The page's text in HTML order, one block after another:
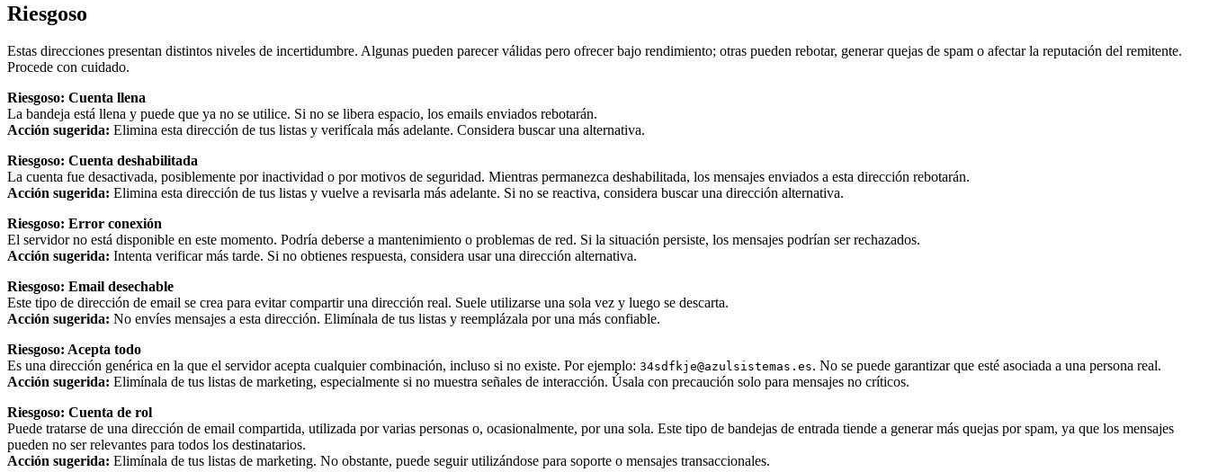
Riesgoso
Estas direcciones presentan distintos niveles de incertidumbre. Algunas pueden parecer válidas pero ofrecer bajo rendimiento; otras pueden rebotar, generar quejas de spam o afectar la reputación del remitente.
Procede con cuidado.
Riesgoso: Cuenta llena
La bandeja está llena y puede que ya no se utilice. Si no se libera espacio, los emails enviados rebotarán.
Acción sugerida: Elimina esta dirección de tus listas y verifícala más adelante. Considera buscar una alternativa.
Riesgoso: Cuenta deshabilitada
La cuenta fue desactivada, posiblemente por inactividad o por motivos de seguridad. Mientras permanezca deshabilitada, los mensajes enviados a esta dirección rebotarán.
Acción sugerida: Elimina esta dirección de tus listas y vuelve a revisarla más adelante. Si no se reactiva, considera buscar una dirección alternativa.
Riesgoso: Error conexión
El servidor no está disponible en este momento. Podría deberse a mantenimiento o problemas de red. Si la situación persiste, los mensajes podrían ser rechazados.
Acción sugerida: Intenta verificar más tarde. Si no obtienes respuesta, considera usar una dirección alternativa.
Riesgoso: Email desechable
Este tipo de dirección de email se crea para evitar compartir una dirección real. Suele utilizarse una sola vez y luego se descarta.
Acción sugerida: No envíes mensajes a esta dirección. Elimínala de tus listas y reemplázala por una más confiable.
Riesgoso: Acepta todo
Es una dirección genérica en la que el servidor acepta cualquier combinación, incluso si no existe. Por ejemplo: 34sdfkje@azulsistemas.es. No se puede garantizar que esté asociada a una persona real.
Acción sugerida: Elimínala de tus listas de marketing, especialmente si no muestra señales de interacción. Úsala con precaución solo para mensajes no críticos.
Riesgoso: Cuenta de rol
Puede tratarse de una dirección de email compartida, utilizada por varias personas o, ocasionalmente, por una sola. Este tipo de bandejas de entrada tiende a generar más quejas por spam, ya que los mensajes
pueden no ser relevantes para todos los destinatarios.
Acción sugerida: Elimínala de tus listas de marketing. No obstante, puede seguir utilizándose para soporte o mensajes transaccionales.